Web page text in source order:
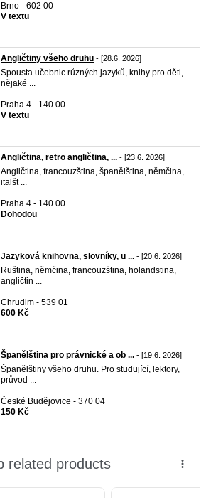
Brno - 602 00
V textu
Angličtiny všeho druhu - [28.6. 2026]
Spousta učebnic různých jazyků, knihy pro děti,
nějaké ...
Praha 4 - 140 00
V textu
Angličtina, retro angličtina, ... - [23.6. 2026]
Angličtina, francouzština, španělština, němčina,
italšt ...
Praha 4 - 140 00
Dohodou
Jazyková knihovna, slovníky, u ... - [20.6. 2026]
Ruština, němčina, francouzština, holandstina,
angličtin ...
Chrudim - 539 01
600 Kč
Španělština pro právnické a ob ... - [19.6. 2026]
Španělštiny všeho druhu. Pro studující, lektory,
průvod ...
České Budějovice - 370 04
150 Kč